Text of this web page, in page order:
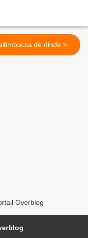
Saltimbocca de dinde >
Overblog